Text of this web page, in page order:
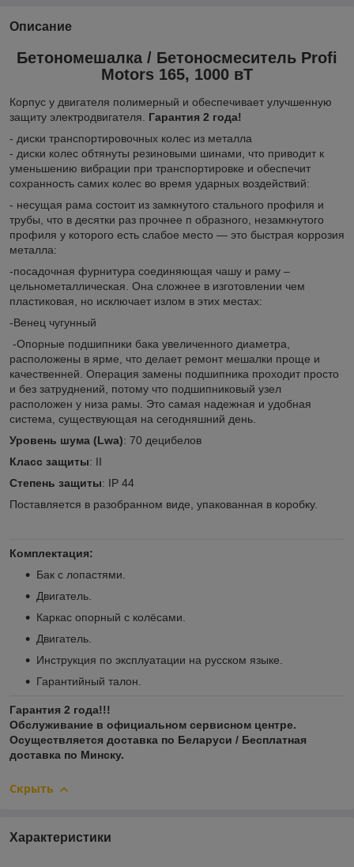
Описание
Бетономешалка / Бетоносмеситель Profi
Motors 165, 1000 вТ
Корпус у двигателя полимерный и обеспечивает улучшенную
защиту электродвигателя. Гарантия 2 года!
- диски транспортировочных колес из металла
- диски колес обтянуты резиновыми шинами, что приводит к
уменьшению вибрации при транспортировке и обеспечит
сохранность самих колес во время ударных воздействий:
- несущая рама состоит из замкнутого стального профиля и
трубы, что в десятки раз прочнее п образного, незамкнутого
профиля у которого есть слабое место ― это быстрая коррозия
металла:
-посадочная фурнитура соединяющая чашу и раму –
цельнометаллическая. Она сложнее в изготовлении чем
пластиковая, но исключает излом в этих местах:
-Венец чугунный
-Опорные подшипники бака увеличенного диаметра,
расположены в ярме, что делает ремонт мешалки проще и
качественней. Операция замены подшипника проходит просто
и без затруднений, потому что подшипниковый узел
расположен у низа рамы. Это самая надежная и удобная
система, существующая на сегодняшний день.
Уровень шума (Lwa): 70 децибелов
Класс защиты: II
Степень защиты: IP 44
Поставляется в разoбранном виде, упакованная в корoбку.
Комплектация:
Бак с лопастями.
Двигатель.
Каркас опорный с колёсами.
Двигатель.
Инструкция по эксплуатации на русском языке.
Гарантийный талон.
Гарантия 2 года!!!
Обслуживание в официальном сервисном центре.
Осуществляется доставка по Беларуси / Бесплатная
доставка по Минску.
Скрыть
Характеристики